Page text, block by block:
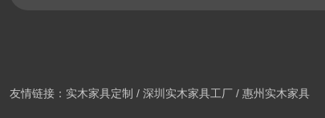
友情链接： 实木家具定制 / 深圳实木家具工厂 / 惠州实木家具